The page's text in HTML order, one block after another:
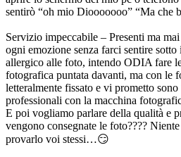
sentirò “oh mio Diooooooo” “Ma che
Servizio impeccabile – Presenti ma
ogni emozione senza farci sentire
allergico alle foto, intendo ODIA fare
fotografica puntata davanti, ma con le
letteralmente fissato e vi prometto
professionali con la macchina
E poi vogliamo parlare della qualità e
vengono consegnate le foto????
provarlo voi stessi…😏